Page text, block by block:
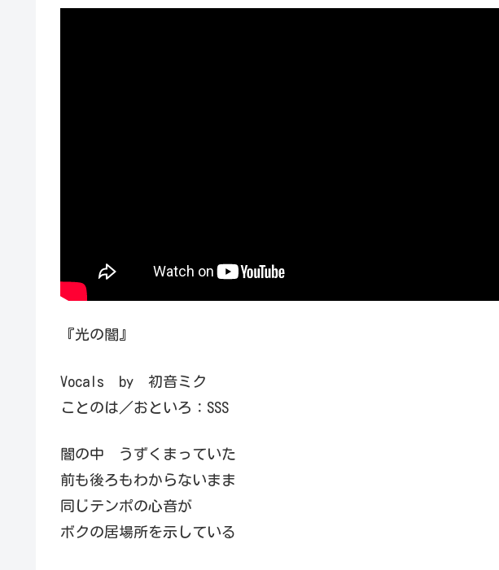
『光の闇』
Vocals by 初音ミク
ことのは／おといろ：SSS
闇の中 うずくまっていた
前も後ろもわからないまま
同じテンポの心音が
ボクの居場所を示している